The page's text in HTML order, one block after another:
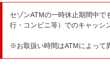
セゾンATMの一時休止期間中で
行・コンビニ等）でのキャッシ
※お取扱い時間はATMによって